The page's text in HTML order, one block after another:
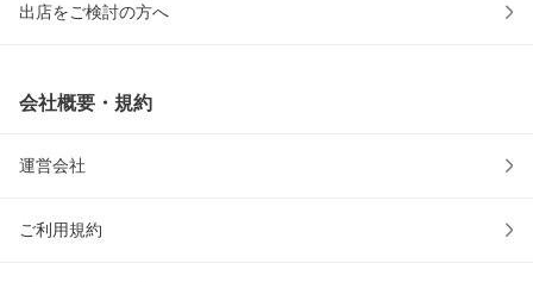
出店をご検討の方へ
会社概要・規約
運営会社
ご利用規約